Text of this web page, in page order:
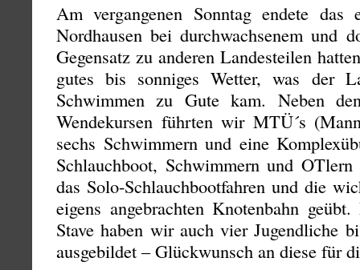
Am vergangenen Sonntag endete das
Nordhausen bei durchwachsenem und
Gegensatz zu anderen Landesteilen
gutes bis sonniges Wetter, was der
Schwimmen zu Gute kam. Neben
Wendekursen führten wir MTÜ´s
sechs Schwimmern und eine
Schlauchboot, Schwimmern und
das Solo-Schlauchbootfahren und die
eigens angebrachten Knotenbahn
Stave haben wir auch vier Jugendliche
ausgebildet – Glückwunsch an diese für